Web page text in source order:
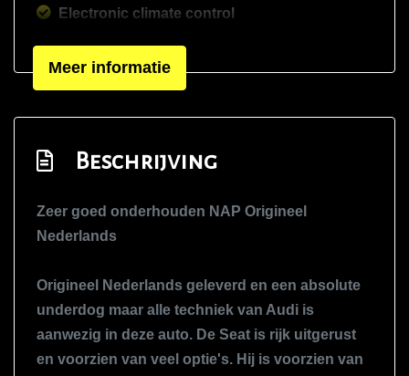
Electronic climate control
Elektrische ramen voor en achter
Hoofdsteunen anti-whiplash
Lendesteun(en) verstelbaar
Passagiersstoel in hoogte verstelbaar
Stuur en versnellingspook (kunst)leder
Stuurbekrachtiging snelheidsafhankelijk
Meer informatie
Beschrijving
Zeer goed onderhouden NAP Origineel
Nederlands
Origineel Nederlands geleverd en een absolute
underdog maar alle techniek van Audi is
aanwezig in deze auto. De Seat is rijk uitgerust
en voorzien van veel optie's. Hij is voorzien van